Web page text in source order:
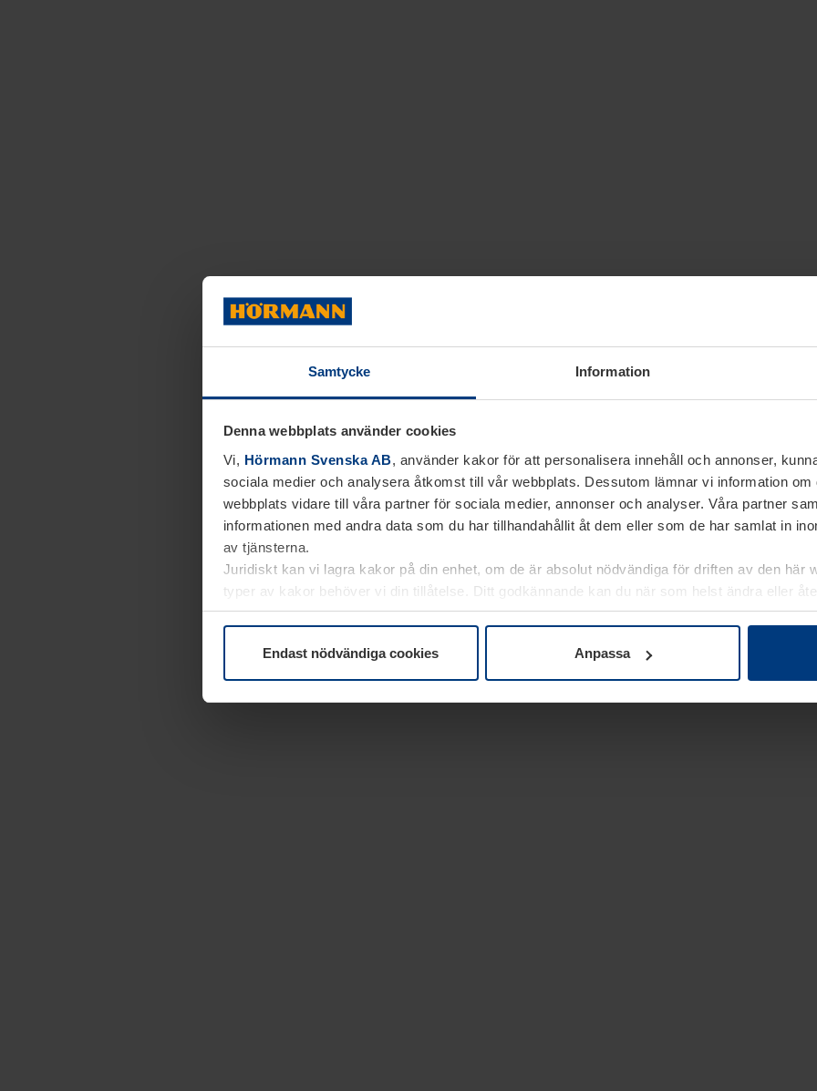
Samtycke Information
Denna webbplats använder cookies
Vi, Hörmann Svenska AB, använder kakor för att personalisera innehåll och annonser,
sociala medier och analysera åtkomst till vår webbplats. Dessutom lämnar vi information om
webbplats vidare till våra partner för sociala medier, annonser och analyser. Våra partner
informationen med andra data som du har tillhandahållit åt dem eller som de har samlat in
av tjänsterna.
Juridiskt kan vi lagra kakor på din enhet, om de är absolut nödvändiga för driften av den här
typer av kakor behöver vi din tillåtelse. Ditt godkännande kan du när som helst ändra eller
kakor underDataskyddsförklaringpå vår webbplats.
Endast nödvändiga cookies Anpassa